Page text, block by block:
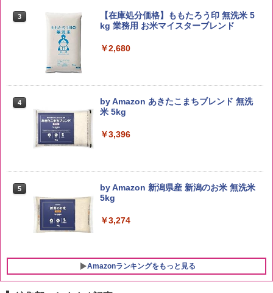
3
【在庫処分価格】ももたろう印 無洗米 5
kg 業務用 お米マイスターブレンド
￥2,680
4
by Amazon あきたこまちブレンド 無洗
米 5kg
￥3,396
5
by Amazon 新潟県産 新潟のお米 無洗米
5kg
￥3,274
Amazonランキングをもっと見る